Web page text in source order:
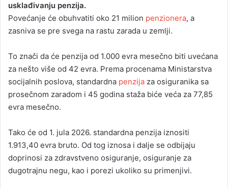
usklađivanju penzija.
Povećanje će obuhvatiti oko 21 milion penzionera, a
zasniva se pre svega na rastu zarada u zemlji.
To znači da će penzija od 1.000 evra mesečno biti uvećana
za nešto više od 42 evra. Prema procenama Ministarstva
socijalnih poslova, standardna penzija za osiguranika sa
prosečnom zaradom i 45 godina staža biće veća za 77,85
evra mesečno.
Tako će od 1. jula 2026. standardna penzija iznositi
1.913,40 evra bruto. Od tog iznosa i dalje se odbijaju
doprinosi za zdravstveno osiguranje, osiguranje za
dugotrajnu negu, kao i porezi ukoliko su primenjivi.